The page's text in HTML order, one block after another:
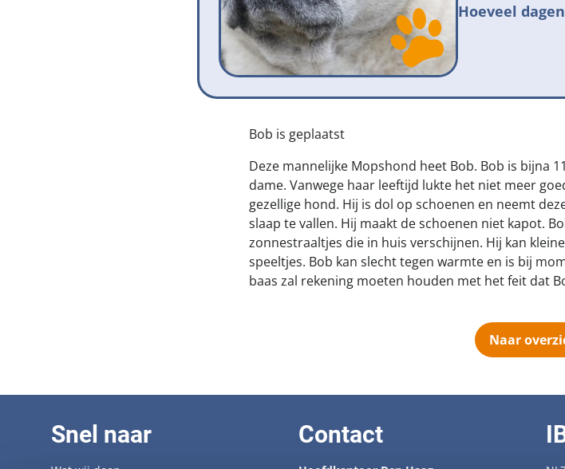
Hoeveel
Bob is geplaatst
Deze mannelijke Mopshond heet Bob. Bob is bijna
dame. Vanwege haar leeftijd lukte het niet meer
gezellige hond. Hij is dol op schoenen en neemt
slaap te vallen. Hij maakt de schoenen niet kapot.
zonnestraaltjes die in huis verschijnen. Hij kan
speeltjes. Bob kan slecht tegen warmte en is bij
baas zal rekening moeten houden met het feit dat
Naar
Snel naar Contact